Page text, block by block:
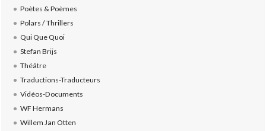
Poètes & Poèmes
Polars / Thrillers
Qui Que Quoi
Stefan Brijs
Théâtre
Traductions-Traducteurs
Vidéos-Documents
WF Hermans
Willem Jan Otten